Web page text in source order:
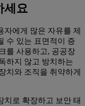
세요
에게 많은 자유를 제
수 있는 표면적이 증
를 사용하고, 공공장
하지 않고 방치하는
치와 조직을 취약하게
치로 확장하고 보안 태